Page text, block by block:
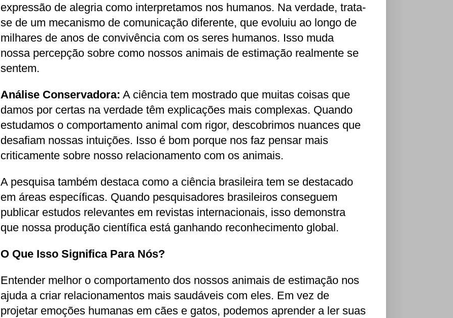
expressão de alegria como interpretamos nos humanos. Na verdade, trata-
se de um mecanismo de comunicação diferente, que evoluiu ao longo de
milhares de anos de convivência com os seres humanos. Isso muda
nossa percepção sobre como nossos animais de estimação realmente se
sentem.
Análise Conservadora: A ciência tem mostrado que muitas coisas que
damos por certas na verdade têm explicações mais complexas. Quando
estudamos o comportamento animal com rigor, descobrimos nuances que
desafiam nossas intuições. Isso é bom porque nos faz pensar mais
criticamente sobre nosso relacionamento com os animais.
A pesquisa também destaca como a ciência brasileira tem se destacado
em áreas específicas. Quando pesquisadores brasileiros conseguem
publicar estudos relevantes em revistas internacionais, isso demonstra
que nossa produção científica está ganhando reconhecimento global.
O Que Isso Significa Para Nós?
Entender melhor o comportamento dos nossos animais de estimação nos
ajuda a criar relacionamentos mais saudáveis com eles. Em vez de
projetar emoções humanas em cães e gatos, podemos aprender a ler suas